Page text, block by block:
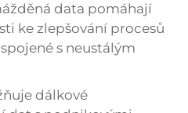
data pomáhají
ke zlepšování procesů
s neustálým
dálkové